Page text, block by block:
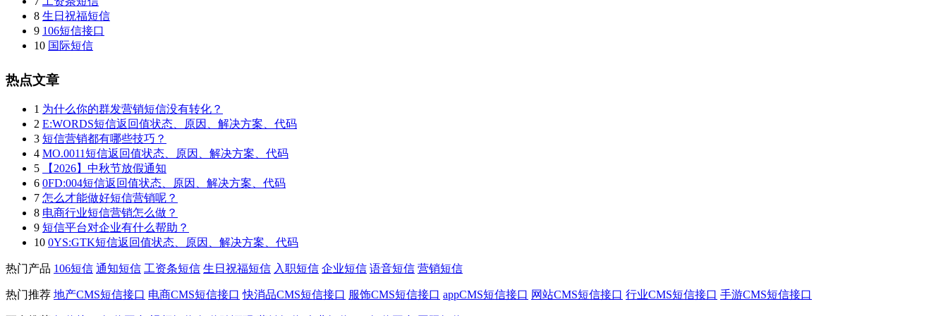
8 生日祝福短信
9 106短信接口
10 国际短信
热点文章
1 为什么你的群发营销短信没有转化？
2 E:WORDS短信返回值状态、原因、解决方案、代码
3 短信营销都有哪些技巧？
4 MO.0011短信返回值状态、原因、解决方案、代码
5
【2026】中秋节放假通知
6 0FD:004短信返回值状态、原因、解决方案、代码
7 怎么才能做好短信营销呢？
8 电商行业短信营销怎么做？
9 短信平台对企业有什么帮助？
10 0YS:GTK短信返回值状态、原因、解决方案、代码
热门产品 106短信 通知短信 工资条短信 生日祝福短信 入职短信 企业短信 语音短信 营销短信
热门推荐 地产CMS短信接口 电商CMS短信接口 快消品CMS短信接口 服饰CMS短信接口 appCMS短信接口 网站CMS短信接口 行业CMS短信接口 手游CMS短信接口